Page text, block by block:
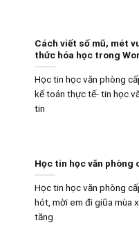
Cách viết số mũ, mét
thức hóa học trong
Học tin học văn phòng
kế toán thực tế- tin học
tin
Học tin học văn phòng
Học tin học văn phòng
hót, mời em đi giũa mùa
tăng